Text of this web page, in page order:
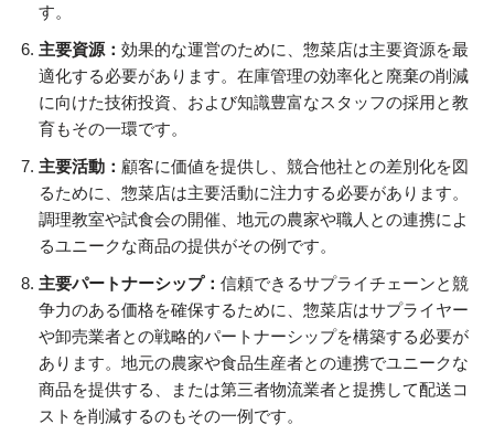
す。
主要資源： 効果的な運営のために、惣菜店は主要資源を最
適化する必要があります。在庫管理の効率化と廃棄の削減
に向けた技術投資、および知識豊富なスタッフの採用と教
育もその一環です。
主要活動： 顧客に価値を提供し、競合他社との差別化を図
るために、惣菜店は主要活動に注力する必要があります。
調理教室や試食会の開催、地元の農家や職人との連携によ
るユニークな商品の提供がその例です。
主要パートナーシップ： 信頼できるサプライチェーンと競
争力のある価格を確保するために、惣菜店はサプライヤー
や卸売業者との戦略的パートナーシップを構築する必要が
あります。地元の農家や食品生産者との連携でユニークな
商品を提供する、または第三者物流業者と提携して配送コ
ストを削減するのもその一例です。